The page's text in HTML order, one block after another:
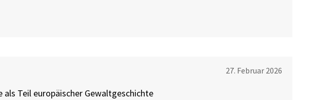
Teil europäischer Gewaltgeschichte
27. Februar 2026